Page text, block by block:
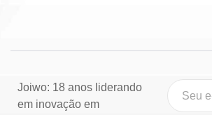
Joiwo: 18 anos liderando
em inovação em